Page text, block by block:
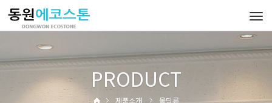
PRODUCT
제품소개 몰딩류